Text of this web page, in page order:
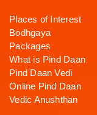
Places of Interest
Bodhgaya
Packages
What is Pind Daan
Pind Daan Vedi
Online Pind Daan
Vedic Anushthan